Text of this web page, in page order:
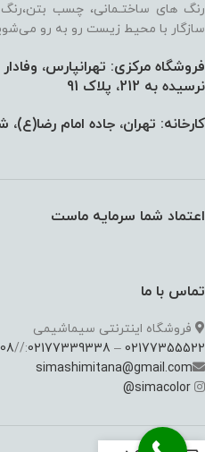
رنگ های ساختـمانی، چسب
سازگار با محیط زیست رو به رو
نرسیده به 212، پلاک 91
کارخانه: تهران، جاده امام
اعتماد شما سرمایه ماست
تماس با ما
فروشگاه اینترنتی سیماشیمی
02177355522
–
02177339338
://
simashimitana@gmail.com
simacolor
@